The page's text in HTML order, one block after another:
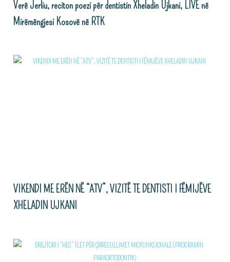
Verë Jerliu, reciton poezi për dentistin Xheladin Ujkani, LIVE në
Mirëmëngjesi Kosovë në RTK
VIKENDI ME ERËN NË “ATV”, VIZITË TE DENTISTI I FËMIJËVE
XHELADIN UJKANI